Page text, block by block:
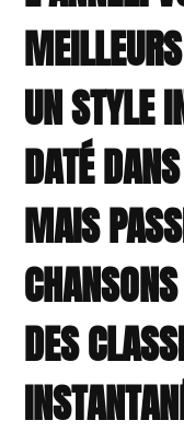
UN STYLE
DATÉ
MAIS
DES